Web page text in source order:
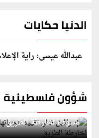
الدنيا حكايات
عبدالله عيسى: راية
شؤون فلسطينية
إسرائيل تعلن تقييد
مسودة لخارطة الطريق